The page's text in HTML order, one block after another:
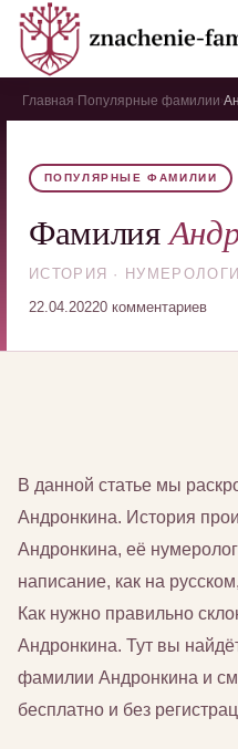
Главная Популярные фамилии
ПОПУЛЯРНЫЕ ФАМИЛИИ
Фамилия
ИСТОРИЯ ·
22.04.20220 комментариев
В данной статье мы
Андронкина. История
Андронкина, её
написание, как на
Как нужно правильно
Андронкина. Тут вы
фамилии Андронкина и
бесплатно и без